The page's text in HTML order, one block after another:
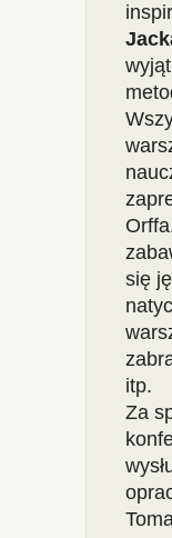
się
itp.
Za